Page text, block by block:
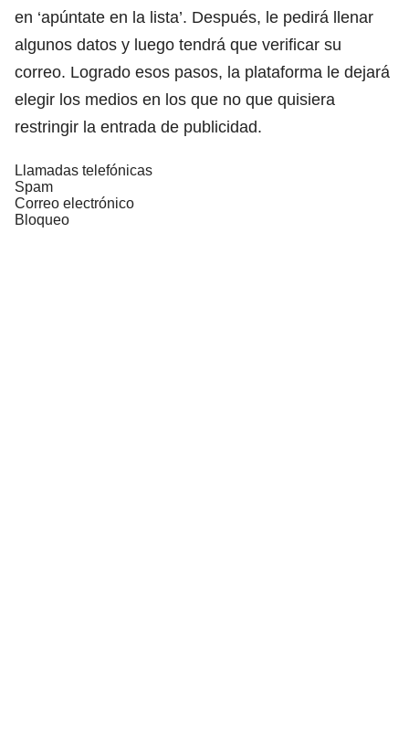
en ‘apúntate en la lista’. Después, le pedirá llenar
algunos datos y luego tendrá que verificar su
correo. Logrado esos pasos, la plataforma le dejará
elegir los medios en los que no que quisiera
restringir la entrada de publicidad.
Llamadas telefónicas
Spam
Correo electrónico
Bloqueo